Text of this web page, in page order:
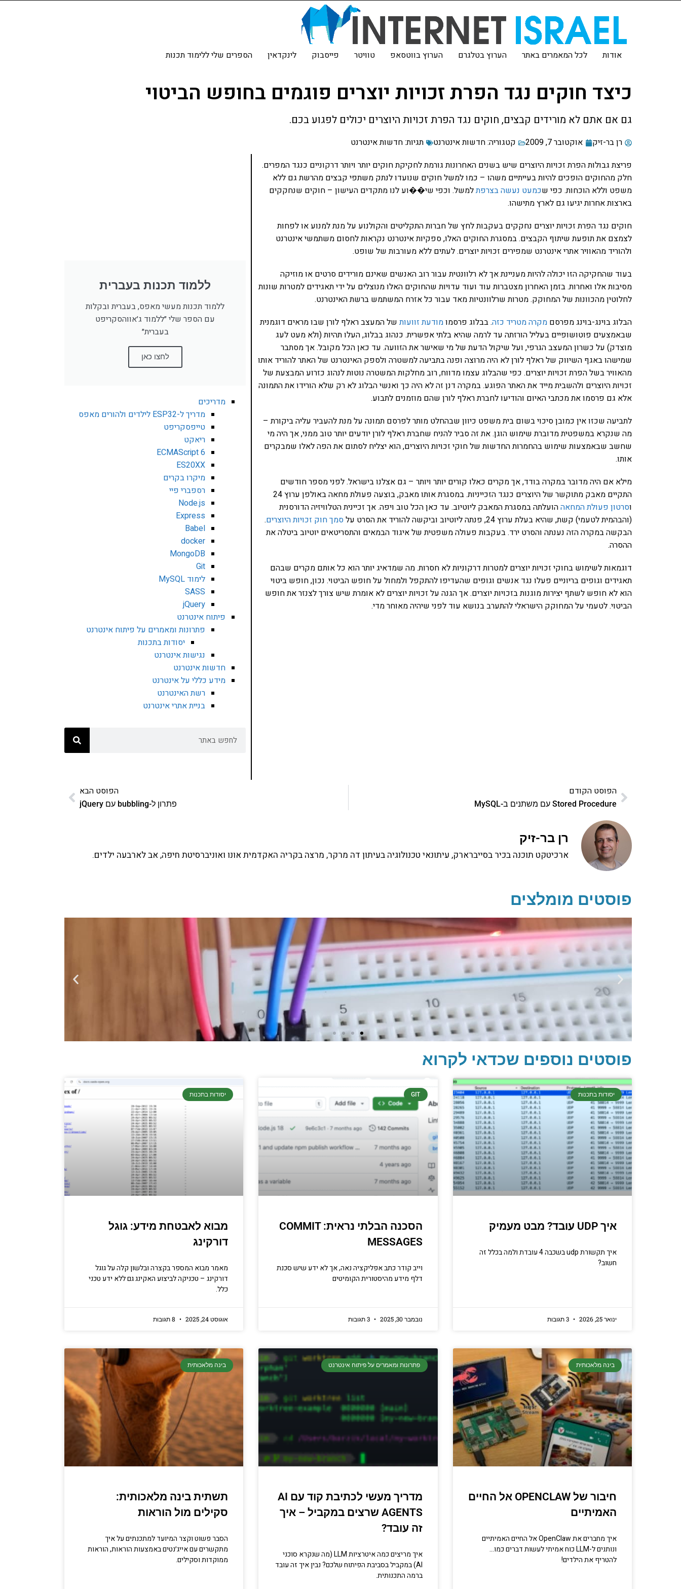
אודות לכל המאמרים באתר הערוץ בטלגרם הערוץ בווטסאפ טוויטר פייסבוק לינקדאין הספרים שלי ללימוד תכנות
כיצד חוקים נגד הפרת זכויות יוצרים פוגמים בחופש הביטוי
גם אם אתם לא מורידים קבצים, חוקים נגד הפרת זכויות היוצרים יכולים לפגוע בכם.
רן בר-זיק אוקטובר 7, 2009 קטגוריה:חדשות אינטרנט תגיות:חדשות אינטרנט
פריצת גבולות הפרת זכויות היוצרים שיש בשנים האחרונות גורמת לחקיקת חוקים יותר ויותר דרקוניים כנגד המפרים.
חלק מהחוקים הופכים להיות בעייתיים משהו – כמו למשל חוקים שנועדו לנתק משתפי קבצים מהרשת גם ללא
משפט וללא הוכחות. כפי שכמעט נעשה בצרפתלמשל. וכפי שי��וע לנו מתקדים העישון – חוקים שנחקקים
בארצות אחרות יגיעו גם לארץ מתישהו.
חוקים נגד הפרת זכויות יוצרים נחקקים בעקבות לחץ של חברות התקליטים והקולנוע על מנת למנוע או לפחות
לצמצם את תופעת שיתוף הקבצים. במסגרת החוקים האלו, ספקיות אינטרנט נקראות לחסום משתמשי אינטרנט
ולהוריד מהאוויר אתרי אינטרנט שמפירים זכויות יוצרים. לעתים ללא מעורבות של שופט.
בעוד שהחקיקה הזו יכולה להיות מעניינת אך לא רלוונטית עבור רוב האנשים שאינם מורידים סרטים או מוזיקה
מסיבות אלו ואחרות. בזמן האחרון מצטברות עוד ועוד עדויות שהחוקים האלו מנוצלים על ידי תאגידים למטרות שונות
לחלוטין מהכוונות של המחוקק. מטרות שרלוונטיות מאד עבור כל אזרח המשתמש ברשת האינטרנט.
הבלוג בוינג-בוינג מפרסם מקרה מטריד כזה. בבלוג פרסמומודעת זוועותשל המעצב ראלף לורן שבו מראים דוגמנית
שבאמצעים פוטושופיים בעליל הורזתה עד לרמה שהיא בלתי אפשרית. כנהוג בבלוג, העלו תהיות (ולא מעט לעג
מוצדק) על כשרון המעצב הגרפי, ועל שיקול הדעת של מי שאישר את הזוועה. עד כאן הכל מקובל. אך מסתבר
שמישהו באגף השיווק של ראלף לורן לא היה מרוצה ופנה בתביעה למשטרה ולספק האינטרנט של האתר להוריד אותו
מהאוויר בשל הפרת זכויות יוצרים. כפי שהבלוג עצמו מדווח, רוב מחלקות המשטרה נוטות לנהוג כזרוע המבצעת של
זכויות היוצרים ולהשבית מייד את האתר הפוגע. במקרה דנן זה לא היה כך ואנשי הבלוג לא רק שלא הורידו את התמונה
אלא גם פרסמו את מכתבי האיום והודיעו לחברת ראלף לורן שהם מוזמנים לתבוע.
לתביעה שכזו אין כמובן סיכוי בשום בית משפט כיוון שבהחלט מותר לפרסם תמונה על מנת להעביר עליה ביקורת –
מה שנקרא במשפטית מדוברת שימוש הוגן. את זה סביר להניח שחברת ראלף לורן יודעים יותר טוב ממני, אך היה מי
שחשב שבאמצעות שימוש בהחמרות החדשות של חוקי זכויות היוצרים, הוא יצליח לסתום את הפה לאלו שמבקרים
אותו.
מילא אם היה מדובר במקרה בודד, אך מקרים כאלו קורים יותר ויותר – גם אצלנו בישראל. לפני מספר חודשים
התקיים מאבק מתוקשר של היוצרים כנגד הזכייניות. במסגרת אותו מאבק, בוצעה פעולת מחאה באולפן ערוץ 24
וסרטון פעולת המחאההועלתה במסגרת המאבק ליוטיוב. עד כאן הכל טוב ויפה. אך זכיינית הטלוויזיה הדורסנית
(והבהמית לטעמי) קשת, שהיא בעלת ערוץ 24, פנתה ליוטיוב וביקשה להוריד את הסרט על
סמך חוק זכויות היוצרים.
הבקשה במקרה הזה נענתה והסרט ירד. בעקבות פעולה משפטית של איגוד הבמאים והתסריטאים יוטיוב ביטלה את
ההסרה.
דוגמאות לשימוש בחוקי זכויות יוצרים למטרות דרקוניות לא חסרות. מה שמדאיג יותר הוא כל אותם מקרים שבהם
תאגידים וגופים בריוניים פעלו נגד אנשים וגופים שהעדיפו להתקפל ולמחול על חופש הביטוי. נכון, חופש ביטוי
הוא לא חופש לשתף יצירות מוגנות בזכויות יוצרים. אך הגנה על זכויות יוצרים לא אומרת שיש צורך לצנזר את חופש
הביטוי. לטעמי על המחוקק הישראלי להתערב בנושא עוד לפני שיהיה מאוחר מדי.
ללמוד תכנות בעברית
ללמוד תכנות מעשי מאפס, בעברית ובקלות
עם הספר שלי ״ללמוד ג׳אווהסקריפט
בעברית״
לחצו כאן
מדריכים
מדריך ל-ESP32 לילדים ולהורים מאפס
טייפסקריפט
ריאקט
ECMAScript 6
ES20XX
מיקרו בקרים
רספברי פיי
Node.js
Express
Babel
docker
MongoDB
Git
לימוד MySQL
SASS
jQuery
פיתוח אינטרנט
פתרונות ומאמרים על פיתוח אינטרנט
יסודות בתכנות
נגישות אינטרנט
חדשות אינטרנט
מידע כללי על אינטרנט
רשת האינטרנט
בניית אתרי אינטרנט
הפוסט הקודם
Stored Procedure עם משתנים ב-MySQL
הפוסט הבא
פתרון ל-bubbling עם jQuery
רן בר-זיק
ארכיטקט תוכנה בכיר בסייברארק, עיתונאי טכנולוגיה בעיתון דה מרקר, מרצה בקריה האקדמית אונו ואוניברסיטת חיפה, אב לארבעה ילדים.
פוסטים מומלצים
פוסטים נוספים שכדאי לקרוא
יסודות בתכנות
איך UDP עובד? מבט מעמיק
איך תקשורת udp בשכבה 4 עובדת ולמה בכלל זה
חשוב?
ינואר 25, 2026
GIT
הסכנה הבלתי נראית: COMMIT
MESSAGES
וייב קודר כתב אפליקציה נאה, אך לא ידע שיש סכנת
דלף מידע מהיסטורית הקומיטים
נובמבר 30, 2025 3 תגובות
יסודות בתכנות
מבוא לאבטחת מידע: גוגל
דורקינג
מאמר מבוא המספר בקצרה ובלשון קלה על גוגל
דורקינג – טכניקה לביצוע האקינג גם ללא ידע טכני
כלל.
אוגוסט 24, 2025
בינה מלאכותית
חיבור של OPENCLAW אל החיים
האמיתיים
איך מחברים את OpenClaw אל החיים האמיתיים
ונותנים ל-LLM כוח אמיתי לעשות דברים כמו…
להטריף את הילדים!
פתרונות ומאמרים על פיתוח אינטרנט
מדריך מעשי לכתיבת קוד עם AI
AGENTS שרצים במקביל – איך
זה עובד?
איך מריצים כמה איטרציות LLM (מה שנקרא סוכני
AI) במקביל בסביבת הפיתוח שלכם? נבין איך זה עובד
ברמה התכנותית.
בינה מלאכותית
תשתית בינה מלאכותית:
סקילים מול הוראות
הסבר פשוט וקצר המיועד למתכנתים על איך
מתקשרים עם אייג׳נטים באמצעות הוראות, הוראות
ממוקדות וסקילים.